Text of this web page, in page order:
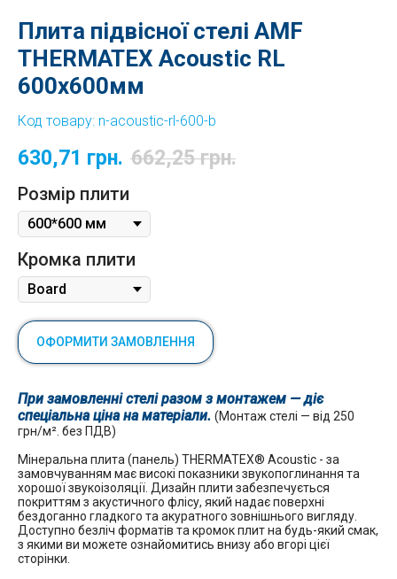
Плита підвісної стелі AMF
THERMATEX Acoustic RL
600x600мм
Код товару: n-acoustic-rl-600-b
630,71 грн. 662,25 грн.
Розмір плити
Кромка плити
ОФОРМИТИ ЗАМОВЛЕННЯ
При замовленні стелі разом з монтажем — діє
спеціальна ціна на матеріали. (Монтаж стелі — від 250
грн/м². без ПДВ)
Мінеральна плита (панель) THERMATEX® Acoustic - за
замовчуванням має високі показники звукопоглинання та
хорошої звукоізоляції. Дизайн плити забезпечується
покриттям з акустичного флісу, який надає поверхні
бездоганно гладкого та акуратного зовнішнього вигляду.
Доступно безліч форматів та кромок плит на будь-який смак,
з якими ви можете ознайомитись внизу або вгорі цієї
сторінки.